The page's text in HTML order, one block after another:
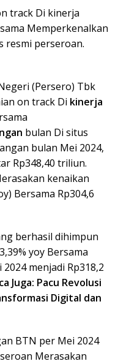
track Di kinerja
Memperkenalkan
resmi perseroan.
(Persero) Tbk
on track Di kinerja
bulan Di situs
bulan Mei 2024,
Rp348,40 triliun.
kenaikan
Bersama Rp304,6
berhasil dihimpun
yoy Bersama
menjadi Rp318,2
Juga: Pacu Revolusi
Digital dan
BTN per Mei 2024
Merasakan